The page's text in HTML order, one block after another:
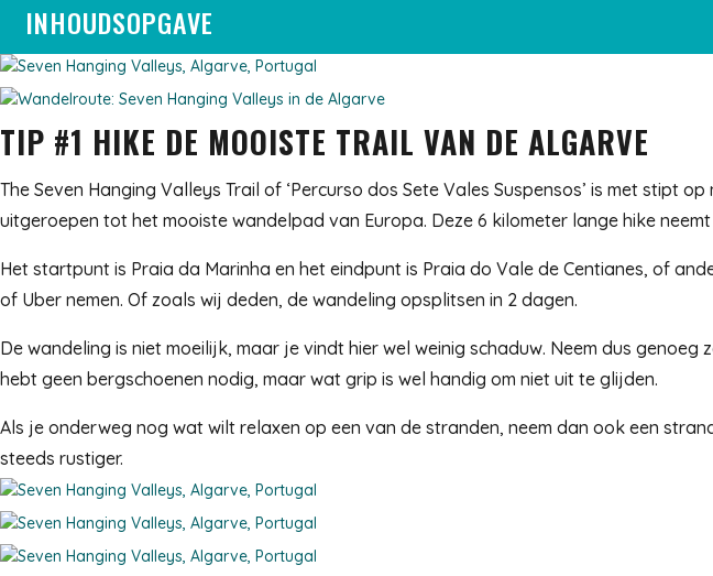
INHOUDSOPGAVE
TIP #1 HIKE DE MOOISTE TRAIL VAN DE ALGARVE
The Seven Hanging Valleys Trail of ‘Percurso dos Sete Vales Suspensos’ is met stipt
uitgeroepen tot het mooiste wandelpad van Europa. Deze 6 kilometer lange hike
Het startpunt is Praia da Marinha en het eindpunt is Praia do Vale de Centianes, of
of Uber nemen. Of zoals wij deden, de wandeling opsplitsen in 2 dagen.
De wandeling is niet moeilijk, maar je vindt hier wel weinig schaduw. Neem dus
hebt geen bergschoenen nodig, maar wat grip is wel handig om niet uit te glijden.
Als je onderweg nog wat wilt relaxen op een van de stranden, neem dan ook een
steeds rustiger.